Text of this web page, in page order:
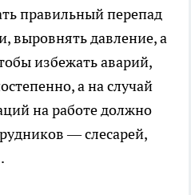
правильный перепад
выровнять давление, а
избежать аварий,
а на случай
на работе должно
— слесарей,